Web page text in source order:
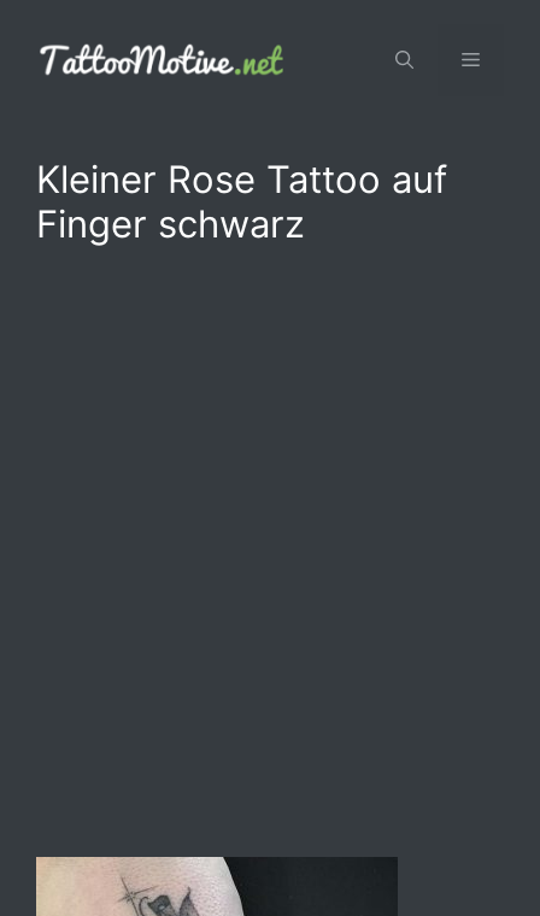
Inhalt
springen
Menü
Kleiner Rose Tattoo auf
Finger schwarz